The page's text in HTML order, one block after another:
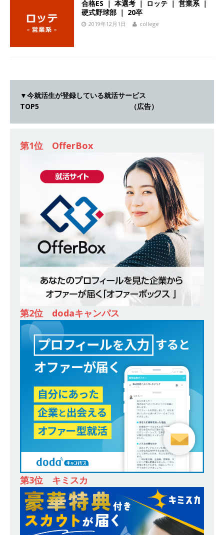
[ 2026年5月14日 ] 【 28卒 ｜ 不動産・営業を知
れる仕事体験開催 】大阪勤務・転勤なし ｜ 関西
｜ エスリード
体育会積極採用企業
【 28卒 ｜ 30分のオンライン
業界研究・企業説明会 】 世界最大級の金融サー
ビス機関 ｜ BtoBtoCの代理店営業 ｜ 20代で年
収1,000万円目指せる ｜ 賞与年4回・年間休日
120日以上 ｜ ジブラルタ生命
体育会積極採用
[ 2026年5月14日 ] 【 28卒｜営業職向けオープ
ンカンパニー 】世界トップシェアの半導体技術
を持つグローバルメーカー ｜ 年間休日129日・
土日祝完全休み ｜ 売上高1,138億円 ｜ プライム
上場 ｜ 新電元工業
体育会積極採用企業
[ 2026年5月14日 ] 【 28卒 ｜ 適性検査合否免
除・面接確約!! ｜ 1dayインターンあり 】 東京勤
住宅販売をリードする企業 ｜ 土地仕入れから物
件販売までを担う ｜ 平均年収809万 ｜ 年間休日
130日・土日祝完全休み ｜ スタンダード上場 ｜
明豊エンタープライズ
体育会積極採用企業
[ 2026年5月14日 ]
【 28卒 ｜ 適性検査合否免
除・面接確約!! ｜ 1dayインターンあり 】東京勤
務・転勤なし ｜ 投資用住宅販売をリードする企
業が手がける賃貸アパート・マンションの管理を
行う ｜ 年間休日125日以上 ｜ 不動産業ではレア
な私服出社OK ｜ 土日祝完全休み ｜ スタンダー
ド上場 明豊エンタープライズグループ ｜ 明豊プ
合格ES ｜ 本選考 ｜ ロッテ ｜ 営業系 ｜
硬式野球部 ｜ 20卒
2019年12月1日 college
▼今就活生が登録している就活サービス
TOP5 （広告）
第1位 OfferBox
第2位 dodaキャンパス
第3位 キミスカ